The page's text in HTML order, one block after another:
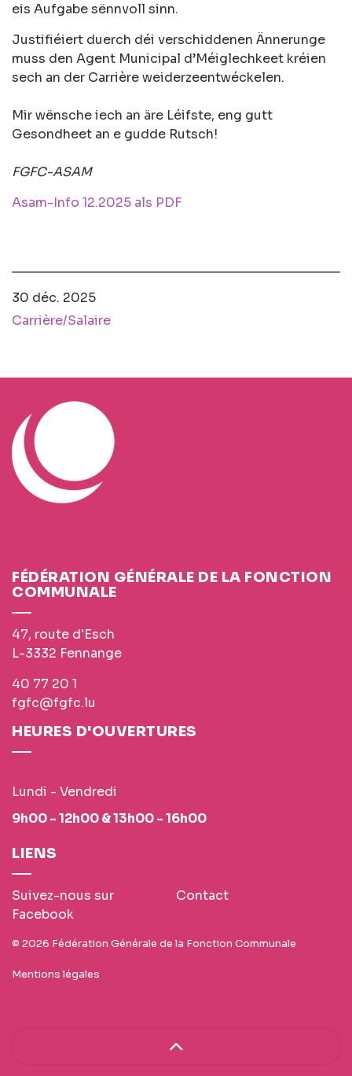
eis Aufgabe sënnvoll sinn.
Justifiéiert duerch déi verschiddenen Ännerunge
muss den Agent Municipal d’Méiglechkeet kréien
sech an der Carrière weiderzeentwéckelen.
Mir wënsche iech an äre Léifste, eng gutt
Gesondheet an e gudde Rutsch!
FGFC-ASAM
Asam-Info 12.2025 als PDF
30 déc. 2025
Carrière/Salaire
FÉDÉRATION GÉNÉRALE DE LA FONCTION
COMMUNALE
47, route d'Esch
L-3332 Fennange
40 77 20 1
fgfc@fgfc.lu
HEURES D'OUVERTURES
Lundi - Vendredi
9h00 - 12h00 & 13h00 - 16h00
LIENS
Suivez-nous sur
Facebook
Contact
© 2026 Fédération Générale de la Fonction Communale
Mentions légales